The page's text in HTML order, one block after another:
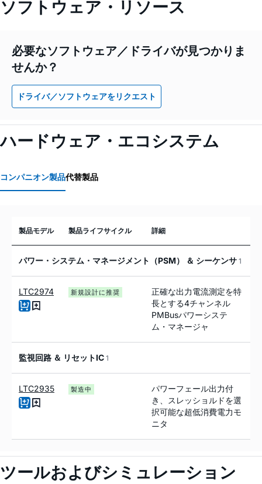
ソフトウェア・リソース
必要なソフトウェア／ドライバが見つかりま
せんか？
ドライバ／ソフトウェアをリクエスト
ハードウェア・エコシステム
コンパニオン製品代替製品
製品モデル 製品ライフサイクル 詳細
パワー・システム・マネージメント（PSM） ＆ シーケンサ 1
LTC2974 新規設計に推奨
正確な出力電流測定を特
長とする4チャンネル
PMBusパワーシステ
ム・マネージャ
監視回路 ＆ リセットIC 1
LTC2935 製造中
パワーフェール出力付
き、スレッショルドを選
択可能な超低消費電力モ
ニタ
ツールおよびシミュレーション